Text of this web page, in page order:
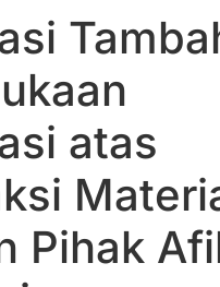
atas
Pihak